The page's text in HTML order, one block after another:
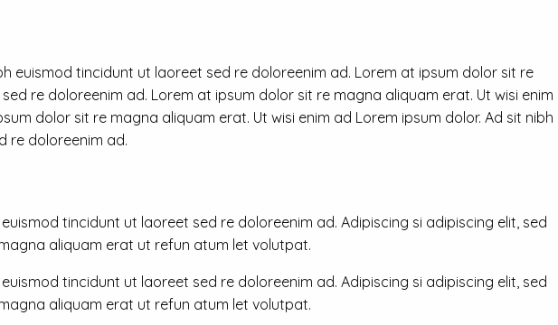
euismod tincidunt ut laoreet sed re doloreenim ad. Lorem at ipsum dolor sit re
re doloreenim ad. Lorem at ipsum dolor sit re magna aliquam erat. Ut wisi enim
dolor sit re magna aliquam erat. Ut wisi enim ad Lorem ipsum dolor. Ad sit nibh
re doloreenim ad.
tincidunt ut laoreet sed re doloreenim ad. Adipiscing si adipiscing elit, sed
aliquam erat ut refun atum let volutpat.
tincidunt ut laoreet sed re doloreenim ad. Adipiscing si adipiscing elit, sed
aliquam erat ut refun atum let volutpat.